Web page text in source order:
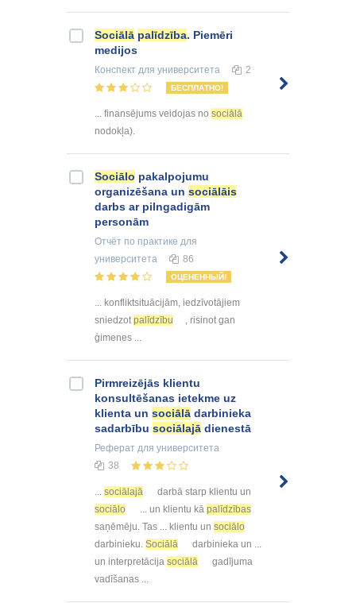
Sociālā palīdzība. Piemēri
medijos
Конспект для университета 2
БЕСПЛАТНО!
... finansējums veidojas no sociālā
nodokļa).
Sociālo pakalpojumu
organizēšana un sociālāis
darbs ar pilngadigām
personām
Отчёт по практике для
университета
86
ОЦЕНЕННЫЙ!
... konfliktsituācijām, iedzīvotājiem
sniedzotpalīdzību
, risinot gan
ģimenes ...
Pirmreizējās klientu
konsultēšanas ietekme uz
klienta un sociālā darbinieka
sadarbību sociālajā dienestā
Реферат для университета
38
... sociālajā
darbā starp klientu un
sociālo
... un klientu kā palīdzības
saņēmēju. Tas ... klientu un sociālo
darbinieku. Sociālā
darbinieka un ...
un interpretācija sociālā
gadījuma
vadīšanas ...